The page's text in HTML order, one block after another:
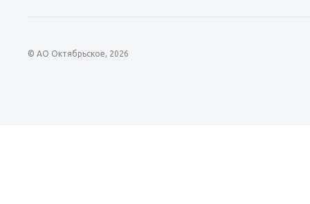
© АО Октябрьское, 2026